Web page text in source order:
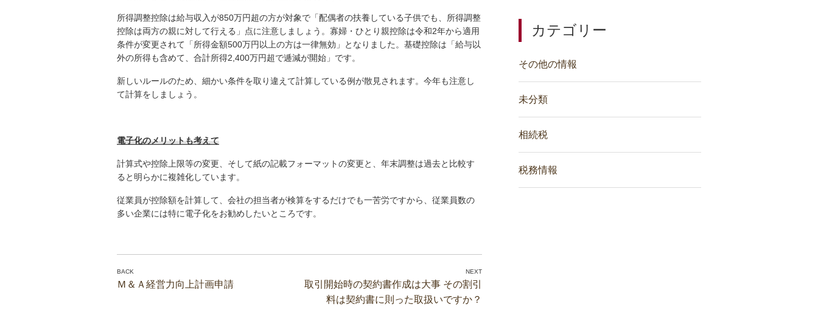
所得調整控除は給与収入が850万円超の方が対象で「配偶者の扶養している子供でも、所得調整
控除は両方の親に対して行える」点に注意しましょう。寡婦・ひとり親控除は令和2年から適用
条件が変更されて「所得金額500万円以上の方は一律無効」となりました。基礎控除は「給与以
外の所得も含めて、合計所得2,400万円超で逓減が開始」です。
新しいルールのため、細かい条件を取り違えて計算している例が散見されます。今年も注意し
て計算をしましょう。
電子化のメリットも考えて
計算式や控除上限等の変更、そして紙の記載フォーマットの変更と、年末調整は過去と比較す
ると明らかに複雑化しています。
従業員が控除額を計算して、会社の担当者が検算をするだけでも一苦労ですから、従業員数の
多い企業には特に電子化をお勧めしたいところです。
Ｍ＆Ａ経営力向上計画申請
取引開始時の契約書作成は大事 その割引
料は契約書に則った取扱いですか？
カテゴリー
その他の情報
未分類
相続税
税務情報